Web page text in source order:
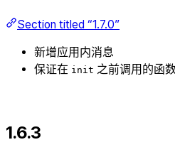
Section titled “1.7.0”
新增应用内消息
保证在 init 之前调用的函
1.6.3